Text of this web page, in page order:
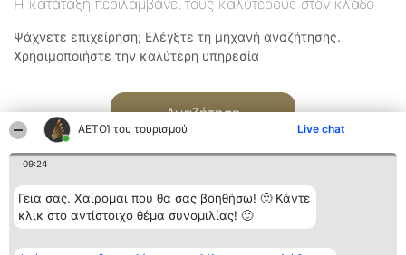
ΑΕΤΟΊ του τουρισμού Live chat
09:24
Γεια σας. Χαίρομαι που θα σας βοηθήσω! 🙂 Κάντε
κλικ στο αντίστοιχο θέμα συνομιλίας! 🙂
Η κατάταξη περιλαμβάνει τους καλύτερους στον κλάδο
Ψάχνετε επιχείρηση; Ελέγξτε τη μηχανή αναζήτησης.
Χρησιμοποιήστε την καλύτερη υπηρεσία
Αναζήτηση
Διοργανωτής της
Κατάταξη Επικοινωνία